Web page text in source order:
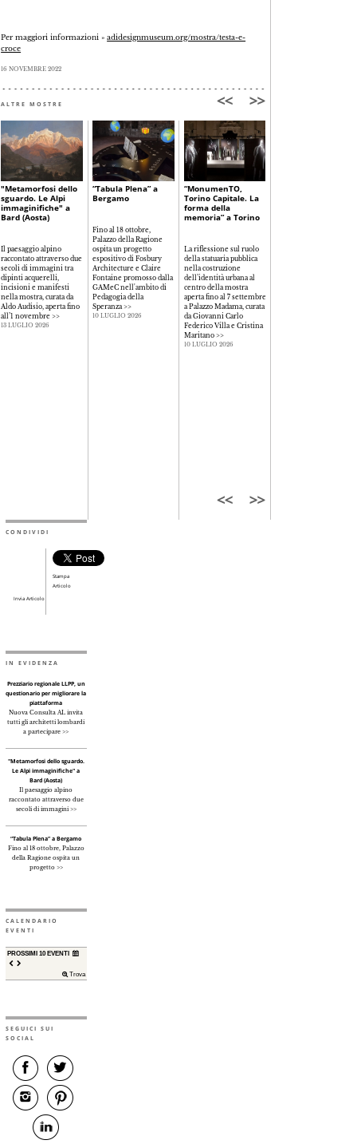
Per maggiori informazioni »adidesignmuseum.org/mostra/testa-e-
croce
16 NOVEMBRE 2022
ALTRE MOSTRE
"Metamorfosi dello
sguardo. Le Alpi
immaginifiche" a
Bard (Aosta)
Il paesaggio alpino
raccontato attraverso due
secoli di immagini tra
dipinti acquerelli,
incisioni e manifesti
nella mostra, curata da
Aldo Audisio, aperta fino
all’1 novembre >>
13 LUGLIO 2026
“Tabula Plena” a
Bergamo
Fino al 18 ottobre,
Palazzo della Ragione
ospita un progetto
espositivo di Fosbury
Architecture e Claire
Fontaine promosso dalla
GAMeC nell'ambito di
Pedagogia della
Speranza>>
10 LUGLIO 2026
“MonumenTO,
Torino Capitale. La
forma della
memoria” a Torino
La riflessione sul ruolo
della statuaria pubblica
nella costruzione
dell’identità urbana al
centro della mostra
aperta fino al 7 settembre
a Palazzo Madama, curata
da Giovanni Carlo
Federico Villa e Cristina
Maritano>>
10 LUGLIO 2026
CONDIVIDI
Stampa
Articolo
Invia Articolo
IN EVIDENZA
Prezziario regionale LLPP, un
questionario per migliorare la
piattaforma
Nuova Consulta AL invita
tutti gli architetti lombardi
a partecipare >>
"Metamorfosi dello sguardo.
Le Alpi immaginifiche" a
Bard (Aosta)
Il paesaggio alpino
raccontato attraverso due
secoli di immagini >>
“Tabula Plena” a Bergamo
Fino al 18 ottobre, Palazzo
della Ragione ospita un
progetto >>
CALENDARIO
EVENTI
PROSSIMI 10 EVENTI
Trova
SEGUICI SUI
SOCIAL